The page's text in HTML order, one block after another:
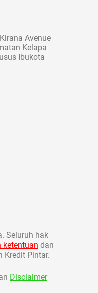
Avenue
Kelapa
Ibukota
Seluruh hak
ketentuan dan
Kredit Pintar.
Disclaimer